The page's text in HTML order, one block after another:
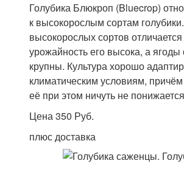
Голубика Блюкроп (Bluecrop)
к высокорослым сортам
высокорослых сортов
урожайность его высока, а ягоды
крупны. Культура хорошо
климатическим условиям, причём
её при этом ничуть не
Цена 350 Руб.
плюс доставка